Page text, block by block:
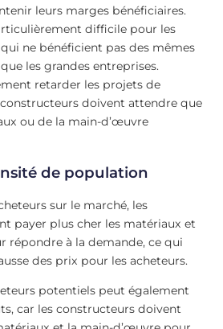
leurs marges bénéficiaires.
difficile pour les
ne bénéficient pas des mêmes
les grandes entreprises.
retarder les projets de
doivent attendre que
ou de la main-d’œuvre
de population
sur le marché, les
payer plus cher les matériaux et
répondre à la demande, ce qui
des prix pour les acheteurs.
potentiels peut également
car les constructeurs doivent